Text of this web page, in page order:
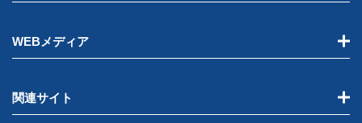
WEBメディア
関連サイト